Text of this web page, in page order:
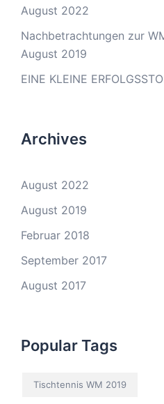
August 2022
Nachbetrachtungen zur
August 2019
EINE KLEINE
Archives
August 2022
August 2019
Februar 2018
September 2017
August 2017
Popular Tags
Tischtennis WM 2019